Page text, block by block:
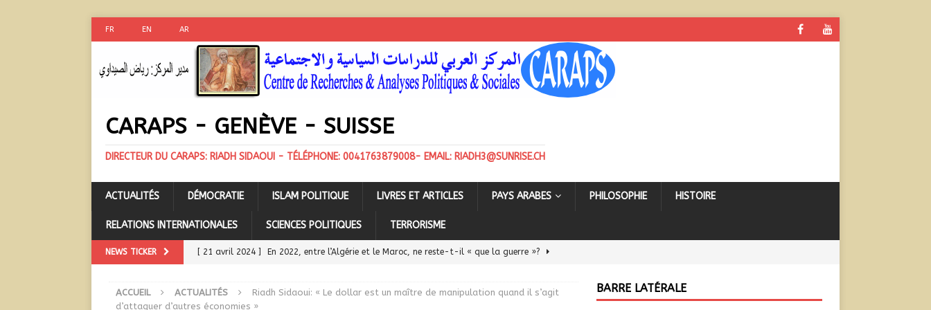
FR EN AR
CARAPS - GENÈVE - SUISSE
DIRECTEUR DU CARAPS: RIADH SIDAOUI - TÉLÉPHONE: 0041763879008- EMAIL: RIADH3@SUNRISE.CH
ACTUALITÉS DÉMOCRATIE ISLAM POLITIQUE LIVRES ET ARTICLES PAYS ARABES PHILOSOPHIE HISTOIRE
RELATIONS INTERNATIONALES SCIENCES POLITIQUES TERRORISME
NEWS TICKER [ 21 avril 2024 ] En 2022, entre l’Algérie et le Maroc, ne reste-t-il « que la guerre »?
[ 21 avril 2024 ] Sommet arabe: visite contre nature du chef de la diplomatie algérienne
ACCUEIL ACTUALITÉS
Riadh Sidaoui: « Le dollar est un maître de manipulation quand il s’agit
d’attaquer d’autres économies »
BARRE LATÉRALE